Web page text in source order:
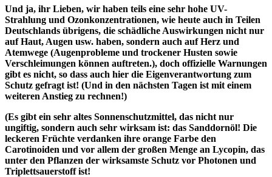
Und ja, ihr Lieben, wir haben teils eine sehr hohe UV-
Strahlung und Ozonkonzentrationen, wie heute auch in Teilen
Deutschlands übrigens, die schädliche Auswirkungen nicht nur
auf Haut, Augen usw. haben, sondern auch auf Herz und
Atemwege (Augenprobleme und trockener Husten sowie
Verschleimungen können auftreten.), doch offizielle Warnungen
gibt es nicht, so dass auch hier die Eigenverantwortung zum
Schutz gefragt ist! (Und in den nächsten Tagen ist mit einem
weiteren Anstieg zu rechnen!)
(Es gibt ein sehr altes Sonnenschutzmittel, das nicht nur
ungiftig, sondern auch sehr wirksam ist: das Sanddornöl! Die
leckeren Früchte verdanken ihre orange Farbe den
Carotinoiden und vor allem der großen Menge an Lycopin, das
unter den Pflanzen der wirksamste Schutz vor Photonen und
Triplettsauerstoff ist!